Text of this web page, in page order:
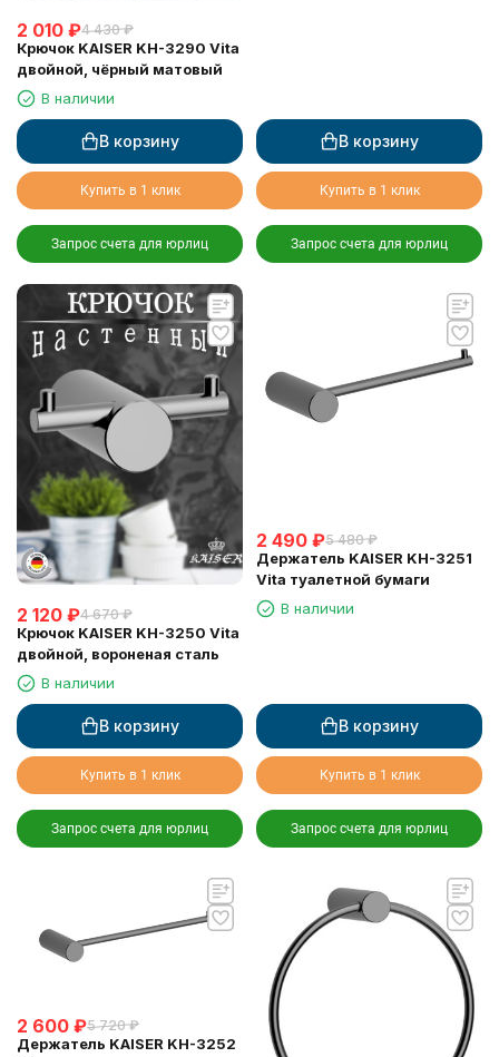
2 010 ₽4 430 ₽
Крючок KAISER KH-3290 Vita
двойной, чёрный матовый
В наличии
В корзину
Купить в 1 клик
Запрос счета для юрлиц
В корзину
Купить в 1 клик
Запрос счета для юрлиц
2 120 ₽4 670 ₽
Крючок KAISER KH-3250 Vita
двойной, вороненая сталь
В наличии
В корзину
Купить в 1 клик
Запрос счета для юрлиц
2 490 ₽5 480 ₽
Держатель KAISER KH-3251
Vita туалетной бумаги
В наличии
В корзину
Купить в 1 клик
Запрос счета для юрлиц
2 600 ₽5 720 ₽
Держатель KAISER KH-3252